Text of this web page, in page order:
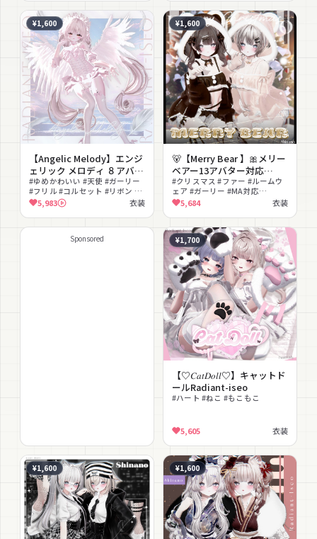
¥1,600
【Angelic Melody】エンジ
ェリック メロディ ８アバタ
ー対応
#ゆめかわいい #天使 #ガーリー
#フリル #コルセット #リボン #
ヘイロー #パステル #MA対応
#lilToon対応
5,983 衣装
¥1,600
🐻【Merry Bear 】🎀メリー
ベアー13アバター対応
Radiant-iseo
#クリスマス #ファー #ルームウ
ェア #ガーリー #MA対応
#lilToon対応 #かわいい #もこも
こ #部屋着 #オフショルダー
5,684 衣装
Sponsored ¥1,700
【♡𝐶𝑎𝑡𝐷𝑜𝑙𝑙♡】キャットド
ールRadiant-iseo
#ハート #ねこ #もこもこ
5,605 衣装
¥1,600 ¥1,600